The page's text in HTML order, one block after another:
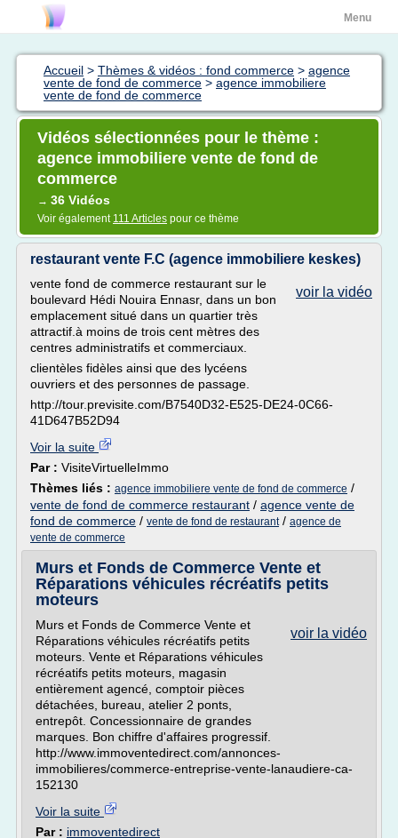
Menu
Accueil > Thèmes & vidéos : fond commerce > agence
vente de fond de commerce > agence immobiliere
vente de fond de commerce
Vidéos sélectionnées pour le thème :
agence immobiliere vente de fond de
commerce
→ 36 Vidéos
Voir également 111 Articles pour ce thème
restaurant vente F.C (agence immobiliere keskes)
voir la vidéo
vente fond de commerce restaurant sur le
boulevard Hédi Nouira Ennasr, dans un bon
emplacement situé dans un quartier très
attractif.à moins de trois cent mètres des
centres administratifs et commerciaux.
clientèles fidèles ainsi que des lycéens
ouvriers et des personnes de passage.
http://tour.previsite.com/B7540D32-E525-DE24-0C66-
41D647B52D94
Voir la suite
Par : VisiteVirtuelleImmo
Thèmes liés : agence immobiliere vente de fond de commerce /
vente de fond de commerce restaurant / agence vente de
fond de commerce / vente de fond de restaurant/ agence de
vente de commerce
Murs et Fonds de Commerce Vente et
Réparations véhicules récréatifs petits
moteurs
voir la vidéo
Murs et Fonds de Commerce Vente et
Réparations véhicules récréatifs petits
moteurs. Vente et Réparations véhicules
récréatifs petits moteurs, magasin
entièrement agencé, comptoir pièces
détachées, bureau, atelier 2 ponts,
entrepôt. Concessionnaire de grandes
marques. Bon chiffre d'affaires progressif.
http://www.immoventedirect.com/annonces-
immobilieres/commerce-entreprise-vente-lanaudiere-ca-
152130
Voir la suite
Par : immoventedirect